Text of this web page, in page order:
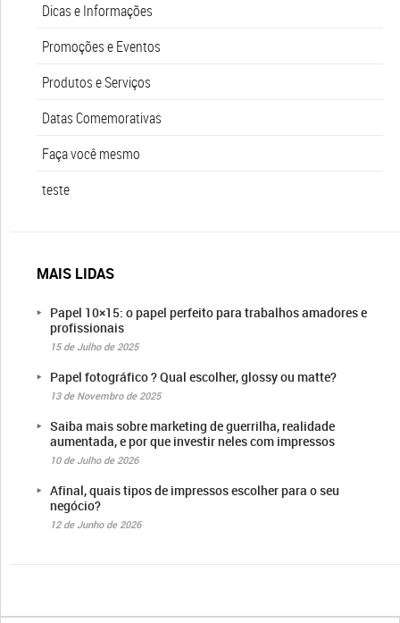
Dicas e Informações
Promoções e Eventos
Produtos e Serviços
Datas Comemorativas
Faça você mesmo
teste
MAIS LIDAS
Papel 10×15: o papel perfeito para trabalhos amadores e
profissionais
15 de Julho de 2025
Papel fotográfico ? Qual escolher, glossy ou matte?
13 de Novembro de 2025
Saiba mais sobre marketing de guerrilha, realidade
aumentada, e por que investir neles com impressos
10 de Julho de 2026
Afinal, quais tipos de impressos escolher para o seu
negócio?
12 de Junho de 2026